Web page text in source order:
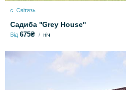
с. Світязь
Садиба ''Grey House''
Від 675₴ ніч